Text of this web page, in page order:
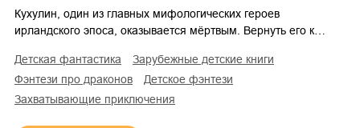
Кухулин, один из главных мифологических героев
ирландского эпоса, оказывается мёртвым. Вернуть его к…
детская фантастика
зарубежные детские книги
фэнтези про драконов
детское фэнтези
захватывающие приключения